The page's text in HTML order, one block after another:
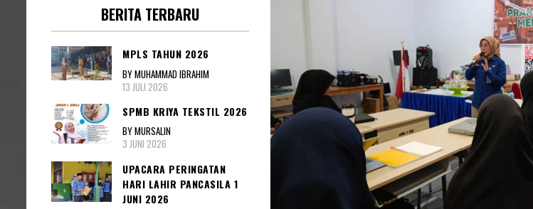
BERITA TERBARU
MPLS TAHUN 2026
BY MUHAMMAD IBRAHIM
13 JULI 2026
SPMB KRIYA TEKSTIL 2026
BY MURSALIN
3 JUNI 2026
UPACARA PERINGATAN
HARI LAHIR PANCASILA 1
JUNI 2026